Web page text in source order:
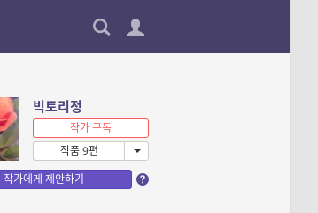
빅토리정
작가 구독
작품 9편
작가에게 제안하기